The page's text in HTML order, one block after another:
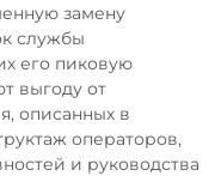
замену
службы
его пиковую
выгоду от
описанных в
операторов,
и руководства